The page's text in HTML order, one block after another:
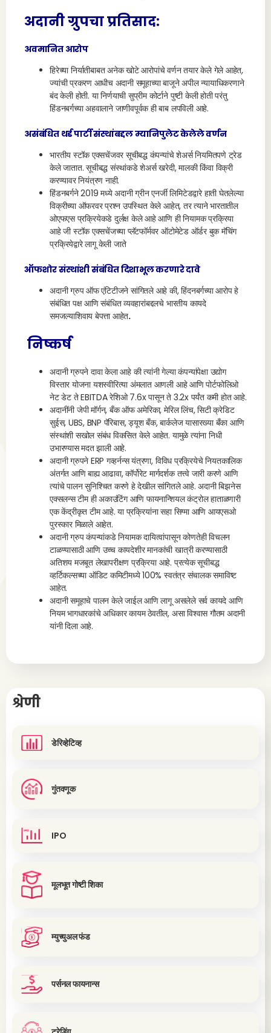
अदानी ग्रुपचा प्रतिसाद:
अवमानित आरोप
हिरेच्या निर्यातीबाबत अनेक खोटे आरोपांचे वर्णन तयार केले गेले आहेत,
ज्यांची प्रकरण आधीच अदानी समूहाच्या बाजूने अपील न्यायाधिकरणाने
बंद केली होती. या निर्णयाची सुप्रीम कोर्टाने पुष्टी केली होती परंतु
हिंडनबर्गच्या अहवालाने जाणीवपूर्वक ही बाब लपविली आहे.
असंबंधित थर्ड पार्टी संस्थांबद्दल म्यानिपुलेट केलेले वर्णन
भारतीय स्टॉक एक्सचेंजवर सूचीबद्ध कंपन्यांचे शेअर्स नियमितपणे ट्रेड
केले जातात. सूचीबद्ध संस्थांकडे शेअर्स खरेदी, मालकी किंवा विक्री
करण्यावर नियंत्रण नाही.
हिंडनबर्गने 2019 मध्ये अदानी ग्रीन एनर्जी लिमिटेडद्वारे हाती घेतलेल्या
विक्रीच्या ऑफरवर प्रश्न उपस्थित केले आहेत, तर त्याने भारतातील
ओएफएस प्रक्रियेकडे दुर्लक्ष केले आहे आणि ही नियामक प्रक्रिया
आहे जी स्टॉक एक्सचेंजच्या प्लॅटफॉर्मवर ऑटोमेटेड ऑर्डर बुक मॅचिंग
प्रक्रियेद्वारे लागू केली जाते
ऑफशोर संस्थांशी संबंधित दिशाभूल करणारे दावे
अदानी ग्रुप ऑफ एंटिटीजने सांगितले आहे की, हिंदनबर्गच्या आरोप हे
संबंधित पक्ष आणि संबंधित व्यवहारांबद्दलचे भारतीय कायदे
समजल्याशिवाय बेपत्ता आहेत.
निष्कर्ष
अदानी ग्रुपने दावा केला आहे की त्यांनी गेल्या कंपन्यांपेक्षा उद्योग
विस्तार योजना यशस्वीरित्या अंमलात आणली आहे आणि पोर्टफोलिओ
नेट डेट ते EBITDA रेशिओ 7.6x पासून ते 3.2x पर्यंत कमी होत आहे.
अदानींनी जेपी मॉर्गन, बँक ऑफ अमेरिका, मेरिल लिंच, सिटी क्रेडिट
सुईस, UBS, BNP पॅरिबास, ड्यूश बँक, बार्कलेज यासारख्या बँका आणि
संस्थांशी सखोल संबंध विकसित केले आहेत. यामुळे त्यांना निधी
उभारण्यास मदत झाली आहे.
अदानी ग्रुपने ERP गव्हर्नन्स यंत्रणा, विविध प्रक्रियेचे नियतकालिक
अंतर्गत आणि बाह्य आढावा, कॉर्पोरेट मार्गदर्शक तत्त्वे जारी करणे आणि
त्यांचे पालन सुनिश्चित करणे हे देखील सांगितले आहे. अदानी बिझनेस
एक्सलन्स टीम ही अकाउंटिंग आणि फायनान्शियल कंट्रोल हाताळणारी
एक केंद्रीकृत टीम आहे. या प्रक्रियांना सहा सिग्मा आणि आयएसओ
पुरस्कार मिळाले आहेत.
अदानी ग्रुप कंपन्यांकडे नियामक दायित्वांपासून कोणतेही विचलन
टाळण्यासाठी आणि उच्च कायदेशीर मानकांची खात्री करण्यासाठी
अतिशय मजबूत लेखापरीक्षण प्रक्रिया आहे. प्रत्येक सूचीबद्ध
व्हर्टिकल्सच्या ऑडिट कमिटीमध्ये 100% स्वतंत्र संचालक समाविष्ट
आहेत.
अदानी समूहाचे पालन केले जाईल आणि लागू असलेले सर्व कायदे आणि
नियम भागधारकांचे अधिकार कायम ठेवतील, असा विश्वास गौतम अदानी
यांनी दिला आहे.
श्रेणी
डेरिव्हेटिव्ह
गुंतवणूक
IPO
मूलभूत गोष्टी शिका
म्युच्युअल फंड
पर्सनल फायनान्स